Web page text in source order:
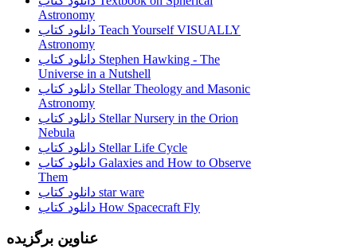
Astronomy
دانلود کتاب Teach Yourself VISUALLY
Astronomy
دانلود کتاب Stephen Hawking - The
Universe in a Nutshell
دانلود کتاب Stellar Theology and Masonic
Astronomy
دانلود کتاب Stellar Nursery in the Orion
Nebula
دانلود کتاب Stellar Life Cycle
دانلود کتاب Galaxies and How to Observe
Them
دانلود کتاب star ware
دانلود کتاب How Spacecraft Fly
عناوین برگزیده